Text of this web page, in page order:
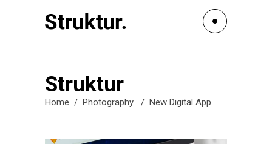
Struktur
Home / Photography / New Digital App